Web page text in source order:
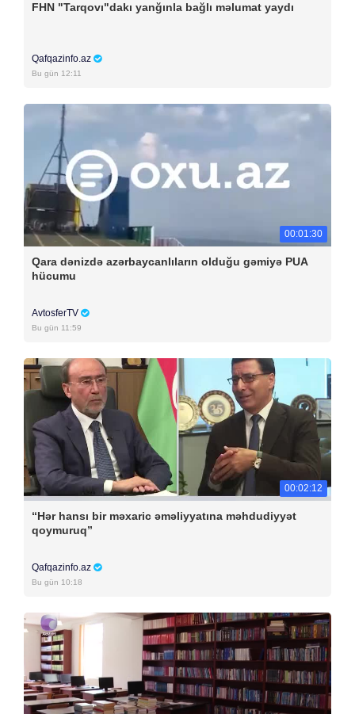
FHN "Tarqovı"dakı yanğınla bağlı məlumat yaydı
Qafqazinfo.az
Bu gün 12:11
00:01:30
Qara dənizdə azərbaycanlıların olduğu gəmiyə PUA
hücumu
AvtosferTV
Bu gün 11:59
00:02:12
“Hər hansı bir məxaric əməliyyatına məhdudiyyət
qoymuruq”
Qafqazinfo.az
Bu gün 10:18